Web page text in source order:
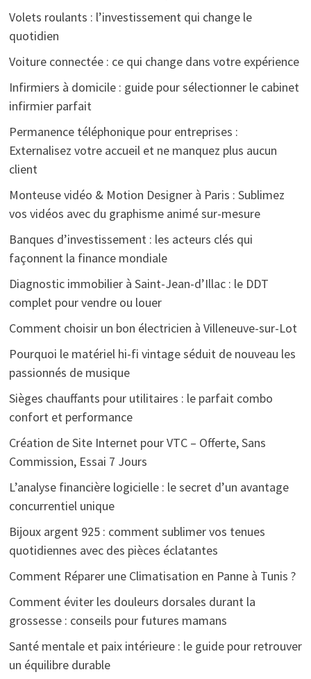
Volets roulants : l’investissement qui change le
quotidien
Voiture connectée : ce qui change dans votre expérience
Infirmiers à domicile : guide pour sélectionner le cabinet
infirmier parfait
Permanence téléphonique pour entreprises :
Externalisez votre accueil et ne manquez plus aucun
client
Monteuse vidéo & Motion Designer à Paris : Sublimez
vos vidéos avec du graphisme animé sur-mesure
Banques d’investissement : les acteurs clés qui
façonnent la finance mondiale
Diagnostic immobilier à Saint-Jean-d’Illac : le DDT
complet pour vendre ou louer
Comment choisir un bon électricien à Villeneuve-sur-Lot
Pourquoi le matériel hi-fi vintage séduit de nouveau les
passionnés de musique
Sièges chauffants pour utilitaires : le parfait combo
confort et performance
Création de Site Internet pour VTC – Offerte, Sans
Commission, Essai 7 Jours
L’analyse financière logicielle : le secret d’un avantage
concurrentiel unique
Bijoux argent 925 : comment sublimer vos tenues
quotidiennes avec des pièces éclatantes
Comment Réparer une Climatisation en Panne à Tunis ?
Comment éviter les douleurs dorsales durant la
grossesse : conseils pour futures mamans
Santé mentale et paix intérieure : le guide pour retrouver
un équilibre durable